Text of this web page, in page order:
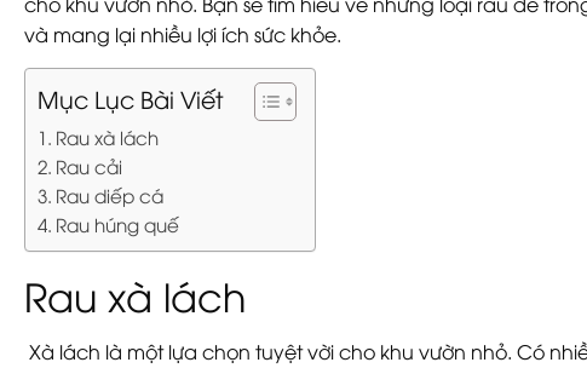
và mang lại nhiều lợi ích sức khỏe.
Mục Lục Bài Viết
Rau xà lách
Rau cải
Rau diếp cá
Rau húng quế
Rau xà lách
Xà lách là một lựa chọn tuyệt vời cho khu vườn nhỏ. Có